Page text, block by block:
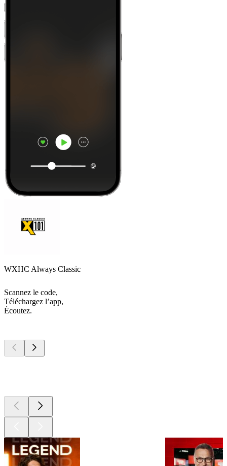
WXHC Always Classic
Scannez le code,
Téléchargez l’app,
Écoutez.